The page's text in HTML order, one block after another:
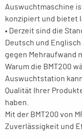
Auswuchtmaschine
konzipiert und bietet
• Derzeit sind die
Deutsch und
gegen Mehraufwand
Warum die BMT200
Auswuchtstation
Qualität Ihrer
haben.
Mit der BMT200 von
Zuverlässigkeit und